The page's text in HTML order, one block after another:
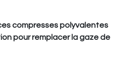
compresses polyvalentes
pour remplacer la gaze de